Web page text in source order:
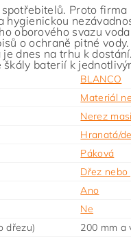
Proto
hygienickou
oborového svazu
o ochraně pitné
dnes na trhu k
baterií k
BLANCO
Materiál
Nerez
Hranatá/
Páková
Dřez
Ano
Ne
dřezu)
200 mm a